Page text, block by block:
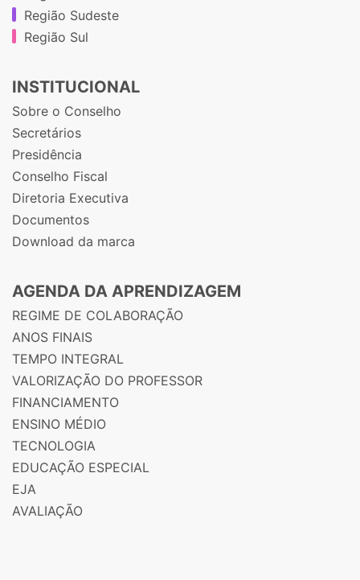
Região Sudeste
Região Sul
INSTITUCIONAL
Sobre o Conselho
Secretários
Presidência
Conselho Fiscal
Diretoria Executiva
Documentos
Download da marca
AGENDA DA APRENDIZAGEM
REGIME DE COLABORAÇÃO
ANOS FINAIS
TEMPO INTEGRAL
VALORIZAÇÃO DO PROFESSOR
FINANCIAMENTO
ENSINO MÉDIO
TECNOLOGIA
EDUCAÇÃO ESPECIAL
EJA
AVALIAÇÃO